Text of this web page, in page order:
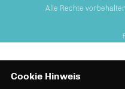
Alle Rechte
Cookie Hinweis